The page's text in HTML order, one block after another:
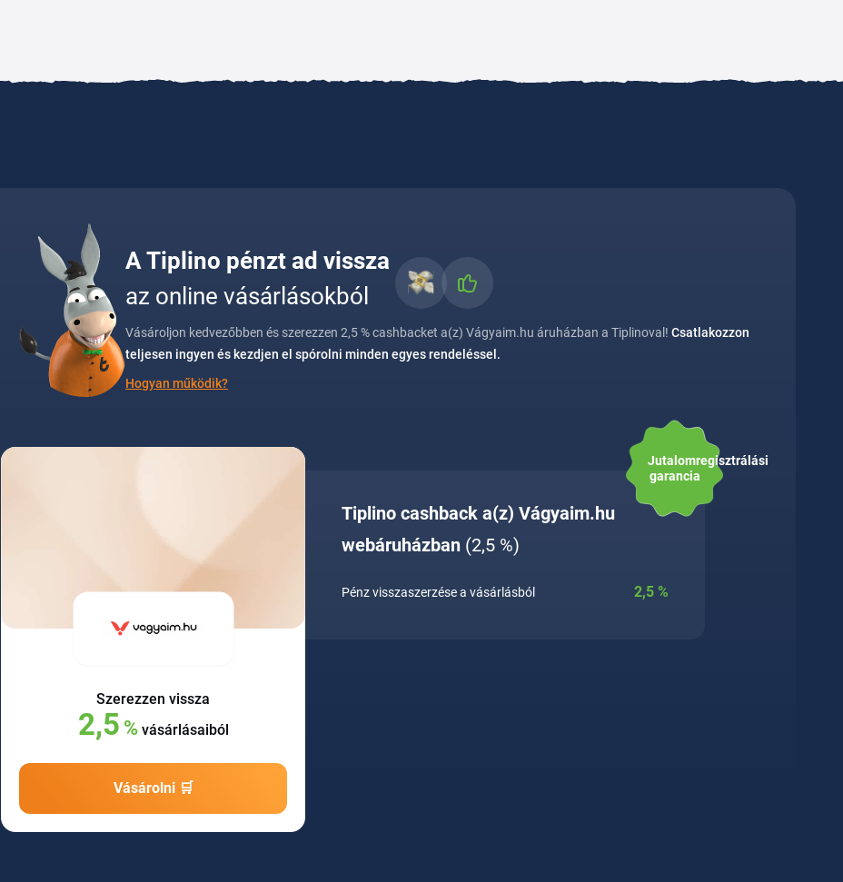
A Tiplino pénzt ad vissza
az online vásárlásokból
Vásároljon kedvezőbben és szerezzen 2,5 % cashbacket a(z) Vágyaim.hu áruházban a Tiplinoval! Csatlakozzon
teljesen ingyen és kezdjen el spórolni minden egyes rendeléssel.
Hogyan működik?
Szerezzen vissza
2,5 %vásárlásaiból
Vásárolni 🛒
Tiplino cashback a(z) Vágyaim.hu
webáruházban (2,5 %)
Pénz visszaszerzése a vásárlásból 2,5 %
Jutalomregisztrálási
garancia